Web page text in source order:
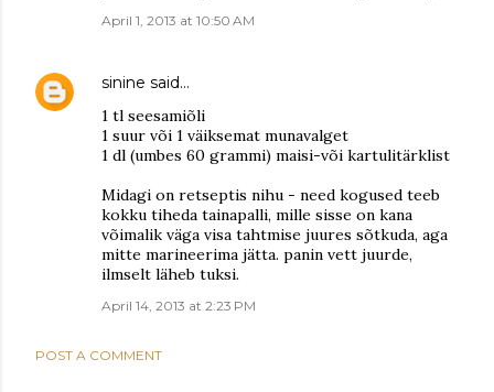
April 1, 2013 at 10:50 AM
sinine said…
1 tl seesamiõli
1 suur või 1 väiksemat munavalget
1 dl (umbes 60 grammi) maisi-või kartulitärklist
Midagi on retseptis nihu - need kogused teeb
kokku tiheda tainapalli, mille sisse on kana
võimalik väga visa tahtmise juures sõtkuda, aga
mitte marineerima jätta. panin vett juurde,
ilmselt läheb tuksi.
April 14, 2013 at 2:23 PM
POST A COMMENT